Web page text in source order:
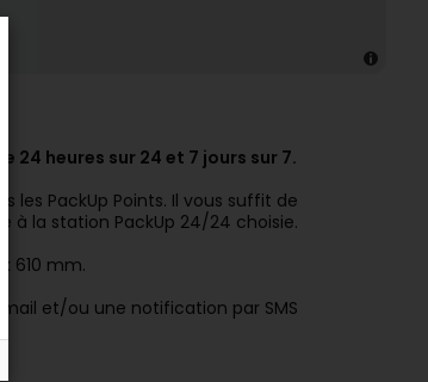
24 heures sur 24 et 7 jours sur 7.
les PackUp Points. Il vous suffit de
à la station PackUp 24/24 choisie.
610 mm.
et/ou une notification par SMS